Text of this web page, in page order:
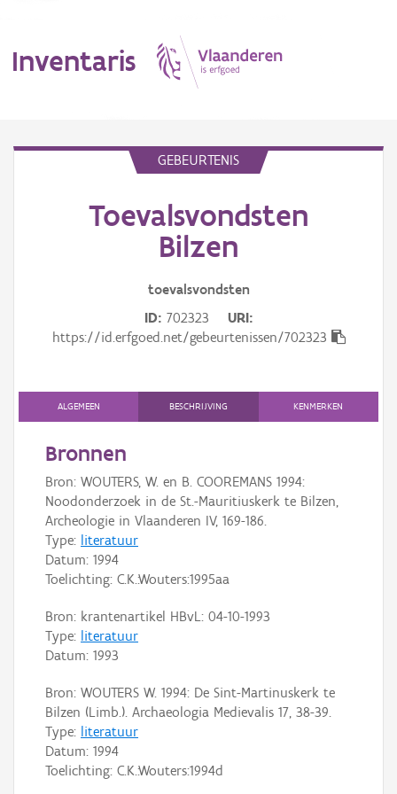
Inventaris
Persoon of collectief
Downloads
Hergebruik
Aanmelden
GEBEURTENIS
Toevalsvondsten
Bilzen
toevalsvondsten
ID 702323
URI
https://id.erfgoed.net/gebeurtenissen/702323
ALGEMEEN BESCHRIJVING KENMERKEN
Bronnen
Bron: WOUTERS, W. en B. COOREMANS 1994:
Noodonderzoek in de St.-Mauritiuskerk te Bilzen,
Archeologie in Vlaanderen IV, 169-186.
Type: literatuur
Datum: 1994
Toelichting: C.K.:Wouters:1995aa
Bron: krantenartikel HBvL: 04-10-1993
Type: literatuur
Datum: 1993
Bron: WOUTERS W. 1994: De Sint-Martinuskerk te
Bilzen (Limb.). Archaeologia Medievalis 17, 38-39.
Type: literatuur
Datum: 1994
Toelichting: C.K.:Wouters:1994d